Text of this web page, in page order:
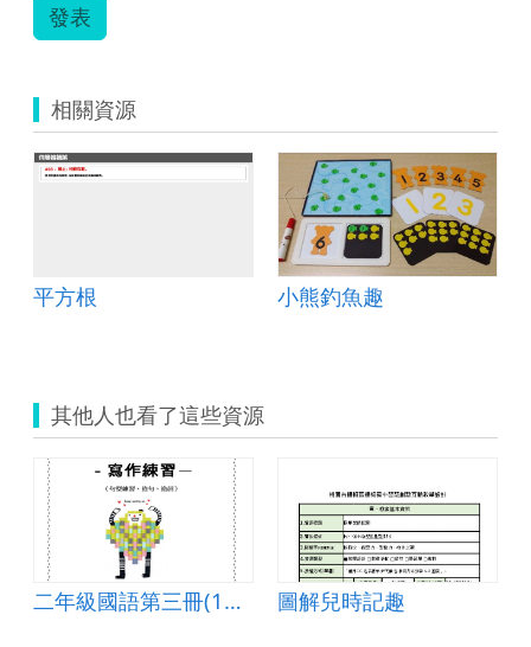
發表
相關資源
平方根 小熊釣魚趣
其他人也看了這些資源
二年級國語第三冊(101翰林)－寫作學習單 圖解兒時記趣